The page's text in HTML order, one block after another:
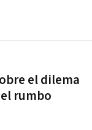
el dilema
rumbo